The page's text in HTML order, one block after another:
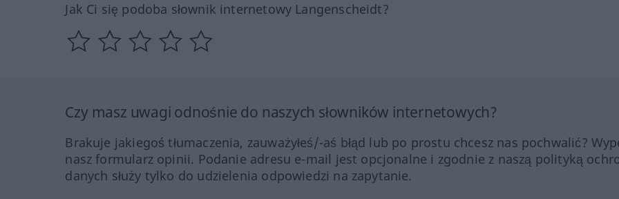
Jak Ci się podoba słownik internetowy Langenscheidt?
Czy masz uwagi odnośnie do naszych słowników internetowych?
Brakuje jakiegoś tłumaczenia, zauważyłeś/-aś błąd lub po prostu chcesz nas pochwalić?
nasz formularz opinii. Podanie adresu e-mail jest opcjonalne i zgodnie z naszą polityką
danych służy tylko do udzielenia odpowiedzi na zapytanie.